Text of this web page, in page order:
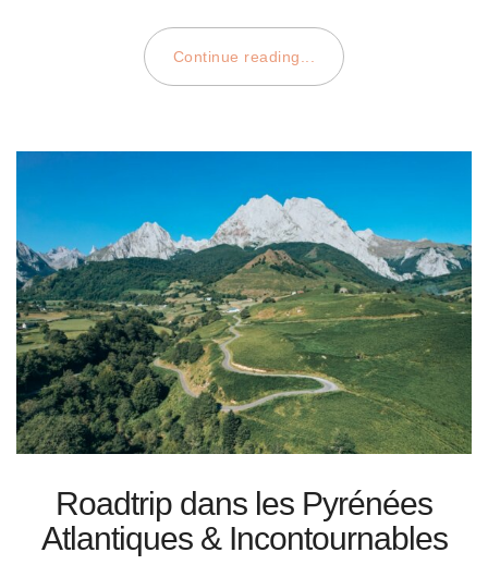
Continue reading...
Roadtrip dans les Pyrénées
Atlantiques & Incontournables